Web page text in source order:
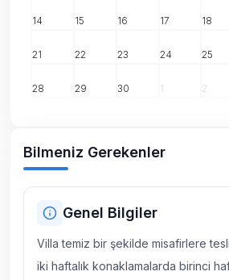
14 15 16 17 18
21 22 23 24 25
28 29 30 1 2
Bilmeniz Gerekenler
Genel Bilgiler
Villa temiz bir şekilde misafirlere
iki haftalık konaklamalarda birinci